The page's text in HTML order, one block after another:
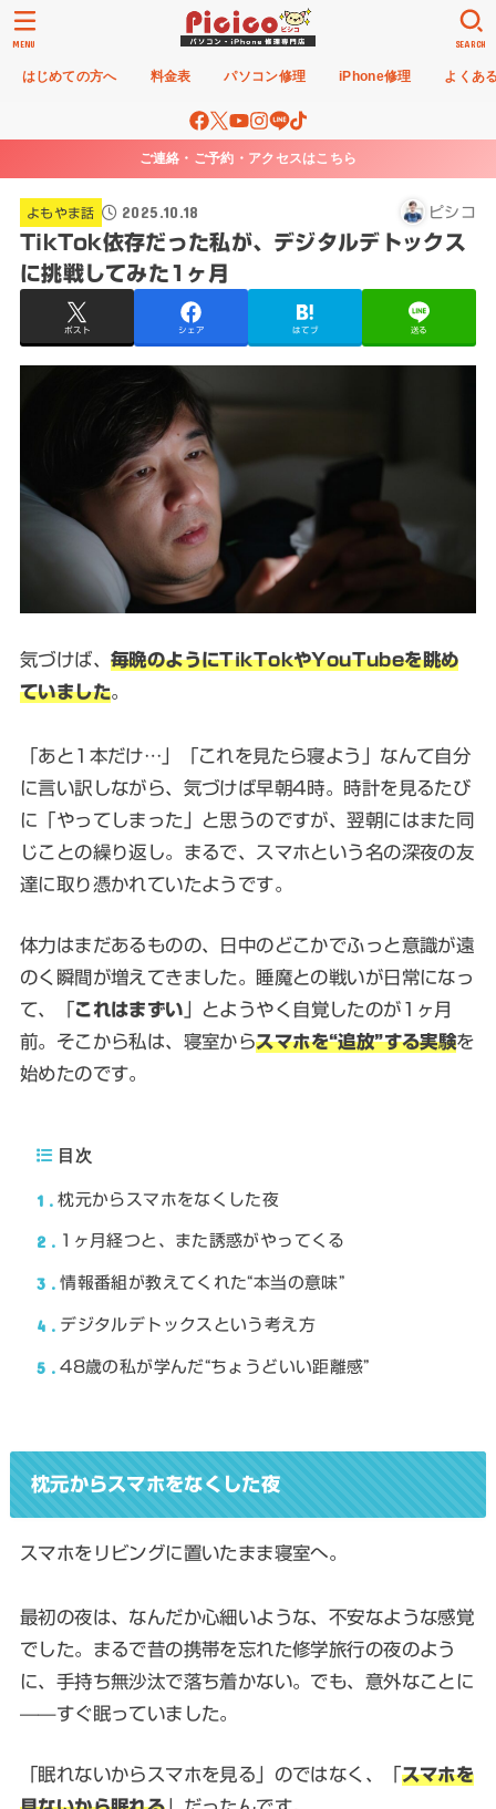
はじめての方へ 料金表 パソコン修理 iPhone修理 よくあ
SEARCH
MENU
ご連絡・ご予約・アクセスはこちら
よもやま話 2025.10.18 ピシコ
TikTok依存だった私が、デジタルデトックス
に挑戦してみた1ヶ月
ポスト シェア はてブ 送る
気づけば、 毎晩のようにTikTokやYouTubeを眺め
ていました。
「あと1本だけ…」「これを見たら寝よう」なんて自分
に言い訳しながら、気づけば早朝4時。時計を見るたび
に「やってしまった」と思うのですが、翌朝にはまた同
じことの繰り返し。まるで、スマホという名の深夜の友
達に取り憑かれていたようです。
体力はまだあるものの、日中のどこかでふっと意識が遠
のく瞬間が増えてきました。睡魔との戦いが日常になっ
て、「これはまずい 」とようやく自覚したのが1ヶ月
前。そこから私は、寝室からスマホを“追放”する実験を
始めたのです。
目次
1 枕元からスマホをなくした夜
2 1ヶ月経つと、また誘惑がやってくる
3 情報番組が教えてくれた“本当の意味”
4 デジタルデトックスという考え方
5 48歳の私が学んだ“ちょうどいい距離感”
枕元からスマホをなくした夜
スマホをリビングに置いたまま寝室へ。
最初の夜は、なんだか心細いような、不安なような感覚
でした。まるで昔の携帯を忘れた修学旅行の夜のよう
に、手持ち無沙汰で落ち着かない。でも、意外なことに
——すぐ眠っていました。
「眠れないからスマホを見る」のではなく、「スマホを